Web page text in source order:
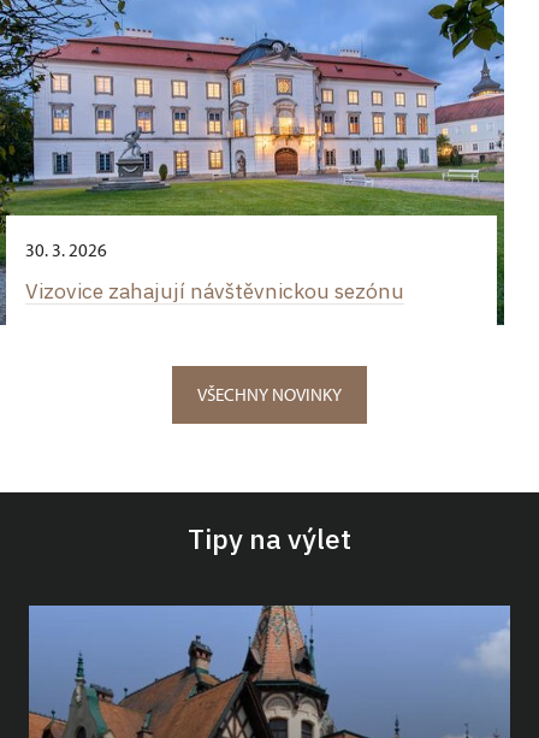
30. 3. 2026
Vizovice zahajují návštěvnickou sezónu
VŠECHNY NOVINKY
Tipy na výlet